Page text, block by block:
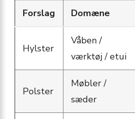
Forslag Domæne
Hylster
Våben /
værktøj / etui
Polster
Møbler /
sæder